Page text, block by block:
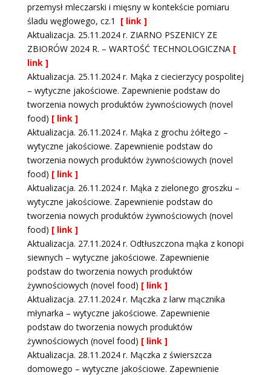
przemysł mleczarski i mięsny w kontekście pomiaru
śladu węglowego, cz.1 [ link ]
Aktualizacja. 25.11.2024 r. ZIARNO PSZENICY ZE
ZBIORÓW 2024 R. – WARTOŚĆ TECHNOLOGICZNA [
link ]
Aktualizacja. 25.11.2024 r. Mąka z ciecierzycy pospolitej
– wytyczne jakościowe. Zapewnienie podstaw do
tworzenia nowych produktów żywnościowych (novel
food) [ link ]
Aktualizacja. 26.11.2024 r. Mąka z grochu żółtego –
wytyczne jakościowe. Zapewnienie podstaw do
tworzenia nowych produktów żywnościowych (novel
food) [ link ]
Aktualizacja. 26.11.2024 r. Mąka z zielonego groszku –
wytyczne jakościowe. Zapewnienie podstaw do
tworzenia nowych produktów żywnościowych (novel
food) [ link ]
Aktualizacja. 27.11.2024 r. Odtłuszczona mąka z konopi
siewnych – wytyczne jakościowe. Zapewnienie
podstaw do tworzenia nowych produktów
żywnościowych (novel food) [ link ]
Aktualizacja. 27.11.2024 r. Mączka z larw mącznika
młynarka – wytyczne jakościowe. Zapewnienie
podstaw do tworzenia nowych produktów
żywnościowych (novel food) [ link ]
Aktualizacja. 28.11.2024 r. Mączka z świerszcza
domowego – wytyczne jakościowe. Zapewnienie